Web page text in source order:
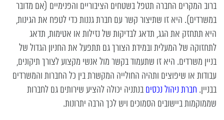
ברוב המקרים החברה תטפל בשטחים הציבוריים והפנימיים (אם מדובר
במשרדים). היא זו שתיצור קשר עם חברת גננות כדי לטפח את הגינות,
היא תתחזק את הגג, תדאג לבדיקות של נזילות או אטימות, תדאג
לתחזוקה של המעלית ובמידת הצורך גם תתפעל את החניון הגדול של
בניין משרדים. היא זו שתעמוד בקשר מול אנשי מקצוע לצורך תיקונים,
עבודות או שיפוצים ותהיה החולייה המקשרת בין כל החברות והמשרדים
בבניין. חברת ניהול נכסים בנתניה יכולה להציע שירותים גם לחברות
שממוקמות ביישובים הסמוכים ויש לכך הרבה יתרונות.